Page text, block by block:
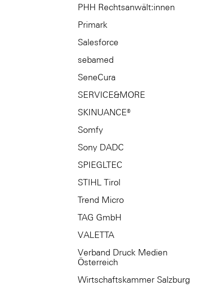
PHH Rechtsanwält:innen
Primark
Salesforce
sebamed
SeneCura
SERVICE&MORE
SKINUANCE®
Somfy
Sony DADC
SPIEGLTEC
STIHL Tirol
Trend Micro
TAG GmbH
VALETTA
Verband Druck Medien
Österreich
Wirtschaftskammer Salzburg